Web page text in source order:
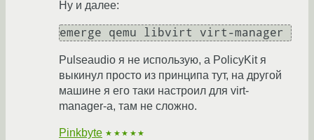
Ну и далее:
emerge qemu libvirt virt-manager
Pulseaudio я не использую, а PolicyKit я
выкинул просто из принципа тут, на другой
машине я его таки настроил для virt-
manager-а, там не сложно.
Pinkbyte ★★★★★